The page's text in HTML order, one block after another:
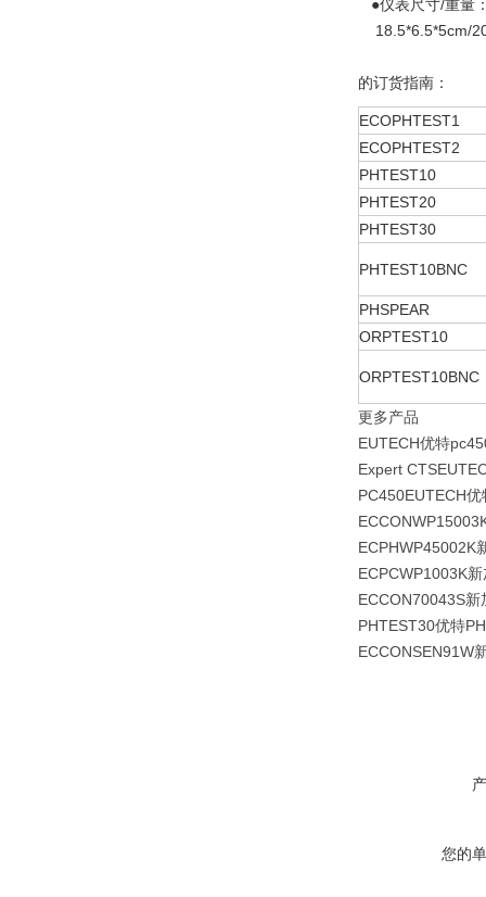
●仪表尺寸/重量
18.5*6.5*5cm/
的订货指南：
ECOPHTEST1
ECOPHTEST2
PHTEST10
PHTEST20
PHTEST30
PHTEST10BNC
PHSPEAR
ORPTEST10
ORPTEST10BNC
更多产品
EUTECH优特
Expert
PC450EUTECH
ECPHWP45002K
ECPCWP1003K
ECCON70043S
PHTEST30优特
ECCONSEN91W
您的